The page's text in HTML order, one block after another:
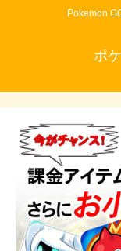
Pokemon
ポ